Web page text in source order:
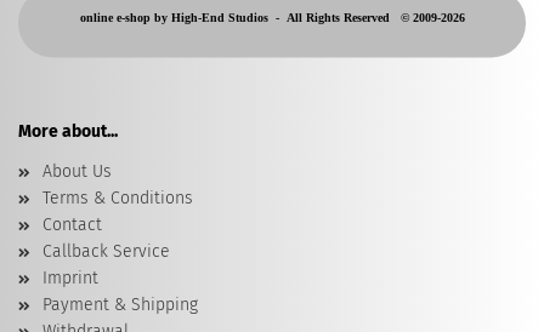
online e-shop by High-End Studios - All Rights Reserved © 2009-2026
More about...
About Us
Terms & Conditions
Contact
Callback Service
Imprint
Payment & Shipping